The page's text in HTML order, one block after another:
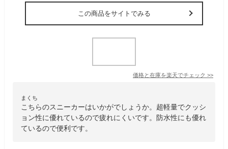
この商品をサイトでみる
価格と在庫を楽天でチェック >>
まくち
こちらのスニーカーはいかがでしょうか。超軽量でクッシ
ョン性に優れているので疲れにくいです。防水性にも優れ
ているので便利です。